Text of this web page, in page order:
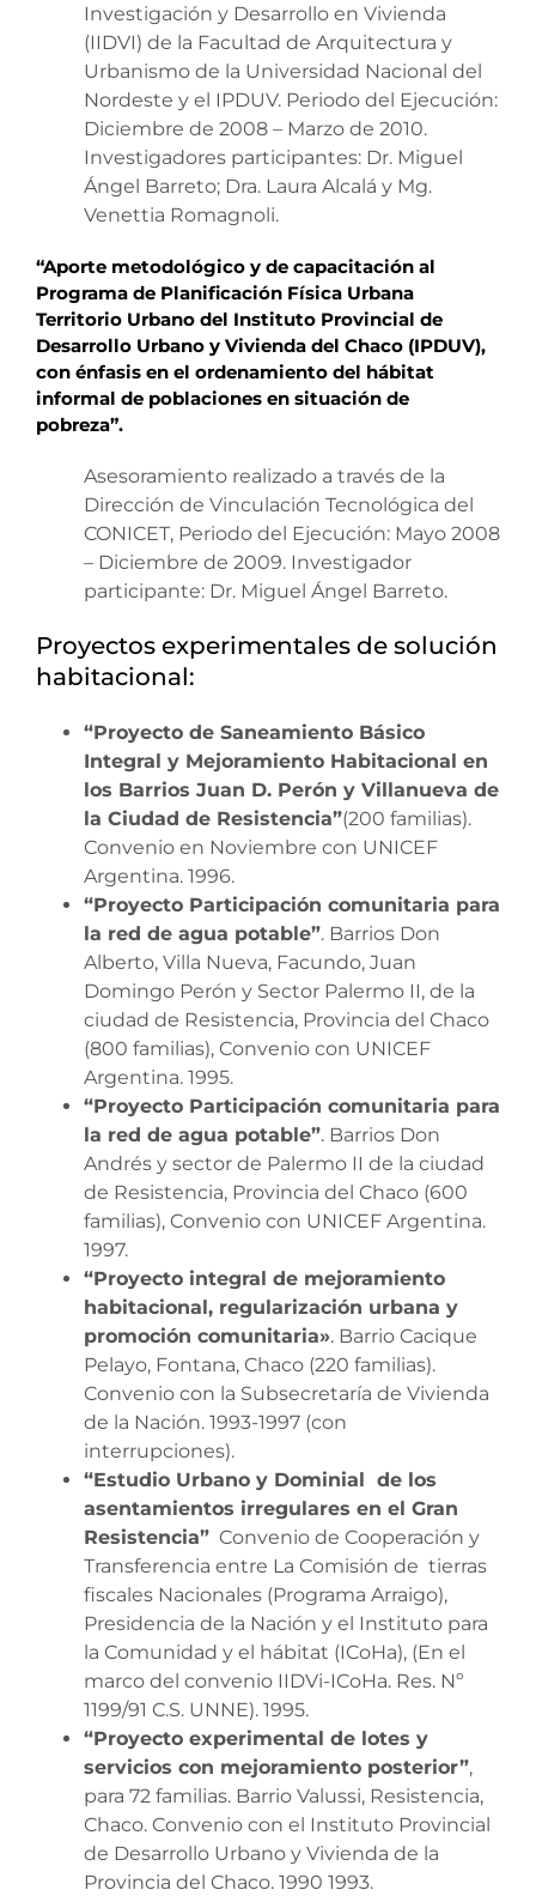
Investigación y Desarrollo en Vivienda
(IIDVI) de la Facultad de Arquitectura y
Urbanismo de la Universidad Nacional del
Nordeste y el IPDUV. Periodo del Ejecución:
Diciembre de 2008 – Marzo de 2010.
Investigadores participantes: Dr. Miguel
Ángel Barreto; Dra. Laura Alcalá y Mg.
Venettia Romagnoli.
“Aporte metodológico y de capacitación al
Programa de Planificación Física Urbana
Territorio Urbano del Instituto Provincial de
Desarrollo Urbano y Vivienda del Chaco (IPDUV),
con énfasis en el ordenamiento del hábitat
informal de poblaciones en situación de
pobreza”.
Asesoramiento realizado a través de la
Dirección de Vinculación Tecnológica del
CONICET, Periodo del Ejecución: Mayo 2008
– Diciembre de 2009. Investigador
participante: Dr. Miguel Ángel Barreto.
Proyectos experimentales de solución
habitacional:
“Proyecto de Saneamiento Básico
Integral y Mejoramiento Habitacional en
los Barrios Juan D. Perón y Villanueva de
la Ciudad de Resistencia”(200 familias).
Convenio en Noviembre con UNICEF
Argentina. 1996.
“Proyecto Participación comunitaria para
la red de agua potable”. Barrios Don
Alberto, Villa Nueva, Facundo, Juan
Domingo Perón y Sector Palermo II, de la
ciudad de Resistencia, Provincia del Chaco
(800 familias), Convenio con UNICEF
Argentina. 1995.
“Proyecto Participación comunitaria para
la red de agua potable”. Barrios Don
Andrés y sector de Palermo II de la ciudad
de Resistencia, Provincia del Chaco (600
familias), Convenio con UNICEF Argentina.
1997.
“Proyecto integral de mejoramiento
habitacional, regularización urbana y
promoción comunitaria». Barrio Cacique
Pelayo, Fontana, Chaco (220 familias).
Convenio con la Subsecretaría de Vivienda
de la Nación. 1993-1997 (con
interrupciones).
“Estudio Urbano y Dominial de los
asentamientos irregulares en el Gran
Resistencia” Convenio de Cooperación y
Transferencia entre La Comisión de tierras
fiscales Nacionales (Programa Arraigo),
Presidencia de la Nación y el Instituto para
la Comunidad y el hábitat (ICoHa), (En el
marco del convenio IIDVi-ICoHa. Res. Nº
1199/91 C.S. UNNE). 1995.
“Proyecto experimental de lotes y
servicios con mejoramiento posterior”,
para 72 familias. Barrio Valussi, Resistencia,
Chaco. Convenio con el Instituto Provincial
de Desarrollo Urbano y Vivienda de la
Provincia del Chaco. 1990 1993.